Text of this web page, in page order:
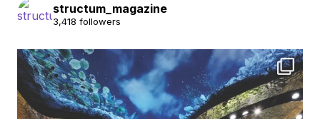
structum_magazine
3,418 followers